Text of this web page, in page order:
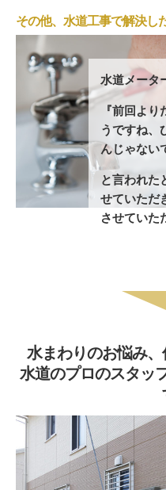
その他、水道工事で解決し
水道メータ
『前回よ
うですね、
んじゃない
と言われた
せていただ
させていた
水まわりのお悩み、
水道のプロのスタッ